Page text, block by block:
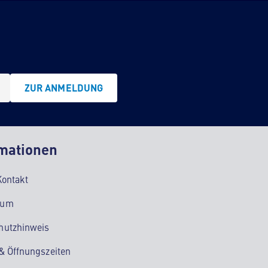
ZUR ANMELDUNG
Öffnungszeiten